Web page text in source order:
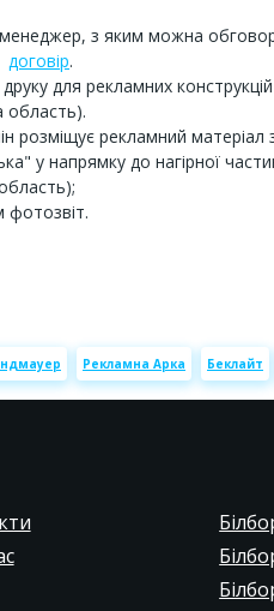
з яким можна
договір.
для рекламних
область).
розміщує рекламний матеріал
у напрямку до нагірної
Рекламна Арка Беклайт